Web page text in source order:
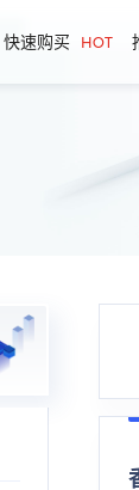
快速购买 HOT
务：色情、博